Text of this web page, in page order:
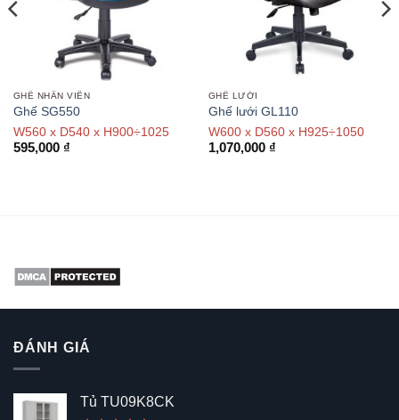
GHẾ NHÂN VIÊN
Ghế SG550
W560 x D540 x H900÷1025
595,000 ₫
GHẾ LƯỚI
Ghế lưới GL110
W600 x D560 x H925÷1050
1,070,000 ₫
ĐÁNH GIÁ
Tủ TU09K8CK